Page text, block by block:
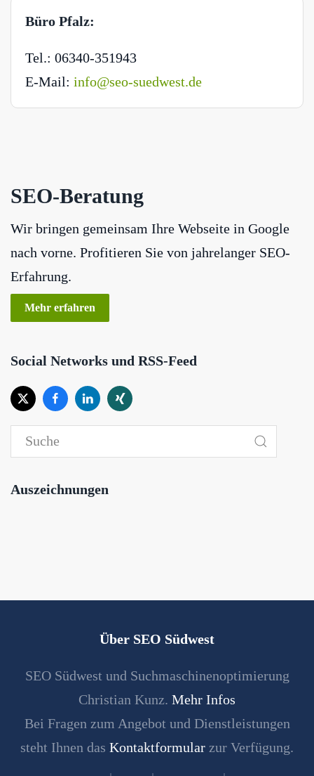
Büro Pfalz:
Tel.: 06340-351943
E-Mail: info@seo-suedwest.de
SEO-Beratung
Wir bringen gemeinsam Ihre Webseite in Google
nach vorne. Profitieren Sie von jahrelanger SEO-
Erfahrung.
Mehr erfahren
Social Networks und RSS-Feed
Auszeichnungen
Über SEO Südwest
SEO Südwest und Suchmaschinenoptimierung
Christian Kunz. Mehr Infos
Bei Fragen zum Angebot und Dienstleistungen
steht Ihnen das Kontaktformular zur Verfügung.